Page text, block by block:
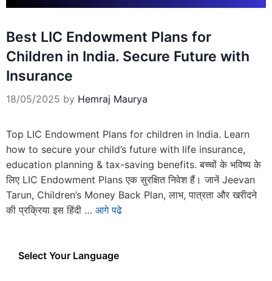
Best LIC Endowment Plans for
Children in India. Secure Future with
Insurance
18/05/2025 by Hemraj Maurya
Top LIC Endowment Plans for children in India. Learn
how to secure your child’s future with life insurance,
education planning & tax-saving benefits. बच्चों के भविष्य के
लिए LIC Endowment Plans एक सुरक्षित निवेश हैं। जानें Jeevan
Tarun, Children’s Money Back Plan, लाभ, पात्रता और खरीदने
की प्रक्रिया इस हिंदी … आगे पढे
Select Your Language